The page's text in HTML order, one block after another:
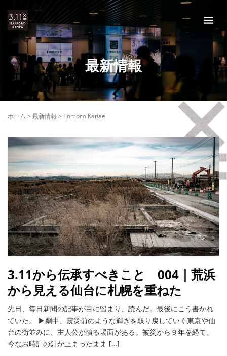
最新情報
ホーム > 最新情報 > Tomoco Kanae
3.11から伝承すべきこと 004｜荒浜
から見える仙台に札幌を重ねた
先日、毎日新聞の記事が目に留まり、読んだ。最後にこう書かれ
ていた。 ▶︎劇中、震災前のような輝きを取り戻していく東京や仙
台の街並みに、主人公が憤る場面がある。被災から９年を経て、
今なお時計の針が止まったまま […]